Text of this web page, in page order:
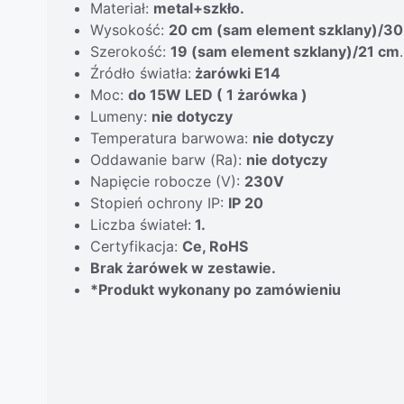
Materiał: metal+szkło.
Wysokość: 20 cm (sam element szklany)/
Szerokość: 19 (sam element szklany)/21 cm.
Źródło światła: żarówki E14
Moc: do 15W LED ( 1 żarówka )
Lumeny: nie dotyczy
Temperatura barwowa: nie dotyczy
Oddawanie barw (Ra): nie dotyczy
Napięcie robocze (V): 230V
Stopień ochrony IP: IP 20
Liczba świateł: 1.
Certyfikacja: Ce, RoHS
Brak żarówek w zestawie.
*Produkt wykonany po zamówieniu